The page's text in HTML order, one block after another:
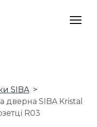
SIBA
дверна SIBA Kristal
R03